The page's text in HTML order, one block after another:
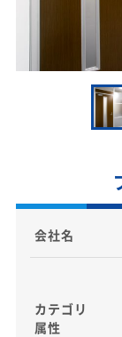
会社名
カテゴリ
属性